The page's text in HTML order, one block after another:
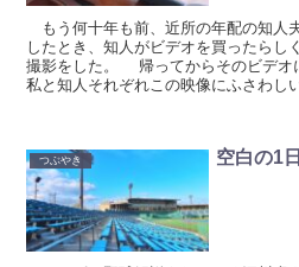
もう何十年も前、近所の年配の知人
したとき、知人がビデオを買ったらし
撮影をした。 帰ってからそのビデオ
私と知人それぞれこの映像にふさわし
つぶやき 空白の1日